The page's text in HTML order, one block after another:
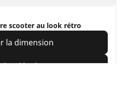
scooter au look rétro
la dimension
les détails